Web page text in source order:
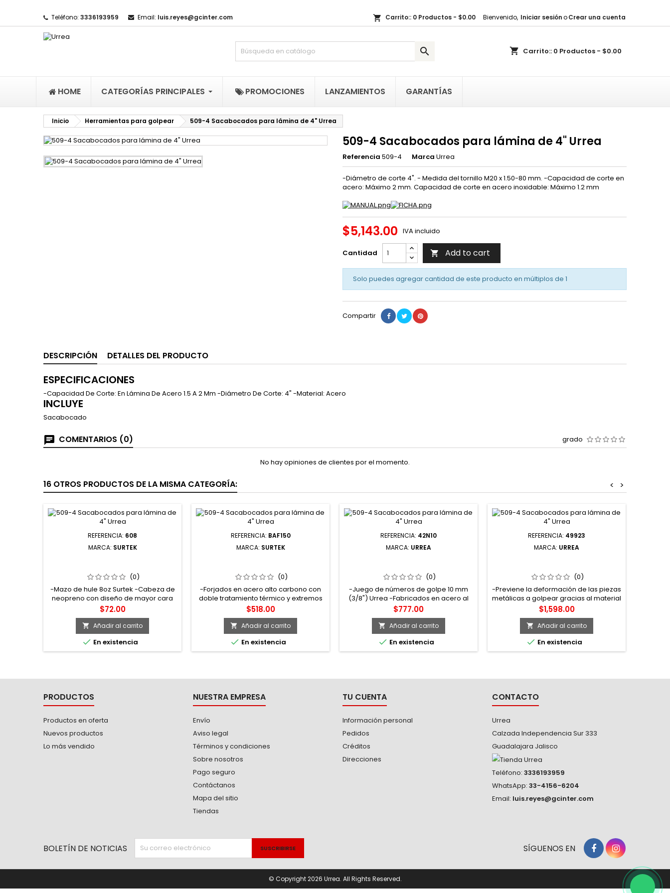
Teléfono: 3336193959 Email: luis.reyes@gcinter.com Bienvenido, Iniciar sesiónoCrear una cuenta
shopping_cart Carrito:: 0 Productos - $0.00
shopping_cart Carrito:: 0 Productos - $0.00

HOME CATEGORÍAS PRINCIPALES PROMOCIONES LANZAMIENTOS GARANTÍAS
Inicio Herramientas para golpear 509-4 Sacabocados para lámina de 4" Urrea
509-4 Sacabocados para lámina de 4" Urrea
Referencia 509-4 Marca Urrea
-Diámetro de corte 4". - Medida del tornillo M20 x 1.50-80 mm. -Capacidad de corte en
acero: Máximo 2 mm. Capacidad de corte en acero inoxidable: Máximo 1.2 mm
$5,143.00 IVA incluido
Cantidad  Add to cart
Solo puedes agregar cantidad de este producto en múltiplos de 1
Compartir
DESCRIPCIÓN DETALLES DEL PRODUCTO
ESPECIFICACIONES
-Capacidad De Corte: En Lámina De Acero 1.5 A 2 Mm -Diámetro De Corte: 4" -Material: Acero
INCLUYE
Sacabocado
COMENTARIOS (0) grado
No hay opiniones de clientes por el momento.
16 OTROS PRODUCTOS DE LA MISMA CATEGORÍA: >
<
REFERENCIA: 608
MARCA: SURTEK
12" 8 OZ SURTEK
(0)
-Mazo de hule 8oz Surtek -Cabeza de
neopreno con diseño de mayor cara
de golpe -Proporciona impactos sin
dañar la superficie -Marca Surtek
Precio
$72.00
 Añadir al carrito
 En existencia
REFERENCIA: BAF150
MARCA: SURTEK
(0)
-Forjados en acero alto carbono con
doble tratamiento térmico y extremos
endurecidos -Cuerpo hexagonal -
Pintura electroestática termo
endurecida para mejor adhesión y
mayor durabilidad
Precio
$518.00
 Añadir al carrito
 En existencia
REFERENCIA: 42N10
MARCA: URREA
URREA
(0)
-Juego de números de golpe 10 mm
(3/8") Urrea -Fabricados en acero al
alto carbono con tratamiento térmico
por inducción en punta, que les brinda
alta resistencia al impacto y a la
deformación -Zona de golpe con
chaflán para reducir el riesgo de
desprender esquirlas -Marca Urrea
Precio
$777.00
 Añadir al carrito
 En existencia
REFERENCIA: 49923
MARCA: URREA
(0)
-Previene la deformación de las piezas
metálicas a golpear gracias al material
de bronce -Cuerpo fabricado en
bronce -Zona de agarre estriada -
Extremo diseñado para soportar
golpes -No se estropea ni se deforma
Precio
$1,598.00
 Añadir al carrito
 En existencia
PRODUCTOS
Productos en oferta
Nuevos productos
Lo más vendido
NUESTRA EMPRESA
Envío
Aviso legal
Términos y condiciones
Sobre nosotros
Pago seguro
Contáctanos
Mapa del sitio
Tiendas
TU CUENTA
Información personal
Pedidos
Créditos
Direcciones
CONTACTO
Urrea
Calzada Independencia Sur 333
Guadalajara Jalisco
Teléfono: 3336193959
WhatsApp: 33-4156-6204
Email: luis.reyes@gcinter.com
Mi lista de regalos ×
((title)) ×
((label))
((cancelText)) ((createText))
Iniciar sesión ×
Debe iniciar sesión para guardar productos en su lista de deseos.
((loginText))
BOLETÍN DE NOTICIAS SÍGUENOS EN
© Copyright 2026 Urrea. All Rights Reserved.